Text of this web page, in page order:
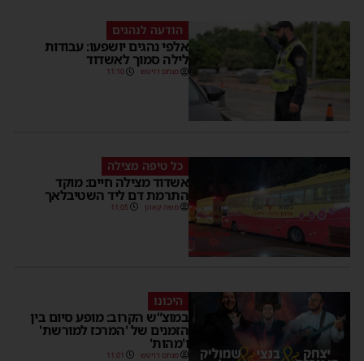
הודעה לנהגים
אלפי נהגים יושפעו: עבודות
לילה סמוך לאשדוד
מנחם דויטש 11:10
כל טיפה מצילה
אשדוד מצילה חיים: מוקד
התרמת דם ליד השטיבלאך
משה קאהן 11:05
היכונו
במוצ”ש הקרוב: מופע סיום בין
הזמנים של 'המרכז למורשת'
ו'מהות'
מנחם דויטש 11:01